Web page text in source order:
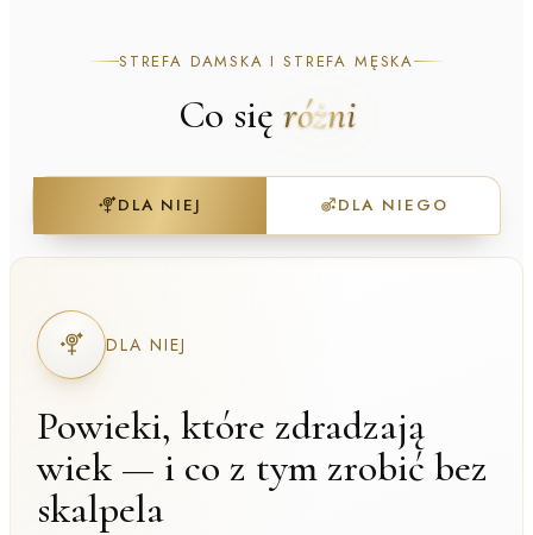
STREFA DAMSKA I STREFA MĘSKA
Co się różni
DLA NIEJ DLA NIEGO
DLA NIEJ
Powieki, które zdradzają
wiek — i co z tym zrobić bez
skalpela